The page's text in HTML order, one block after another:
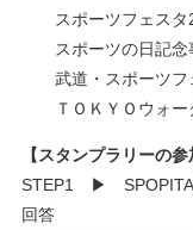
スポーツフェスタ
スポーツの日記念
武道・スポーツフェ
ＴＯＫＹＯウォ
【スタンプラリーの参
STEP1 ▶ SPOPITA
回答